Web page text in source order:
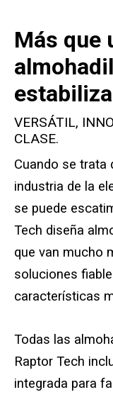
Bloqueo de
Zapata de
Equipo de
Soportes
Soporte para
Biblioteca
Más que
VERSÁTIL,
CLASE.
Cuando se trata
industria de la
se puede
Tech diseña
que van mucho
soluciones
características
Todas las
Raptor Tech
integrada para